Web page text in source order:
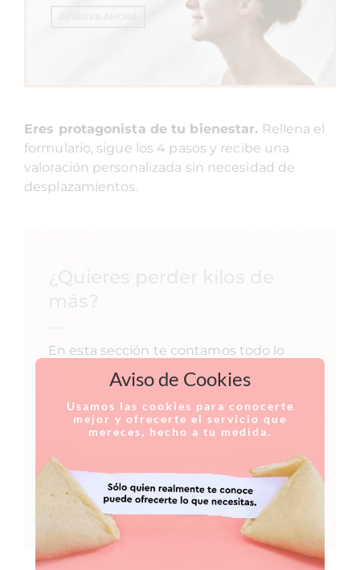
Eres protagonista de tu bienestar. Rellena el
formulario, sigue los 4 pasos y recibe una
valoración personalizada sin necesidad de
desplazamientos.
En esta sección te contamos todo lo
que siempre quisiste saber sobre la
obesidad.
INFORMACIÓN SOBRE OBESIDAD
Aviso de Cookies
Usamos las cookies para conocerte
mejor y ofrecerte el servicio que
mereces, hecho a tu medida.